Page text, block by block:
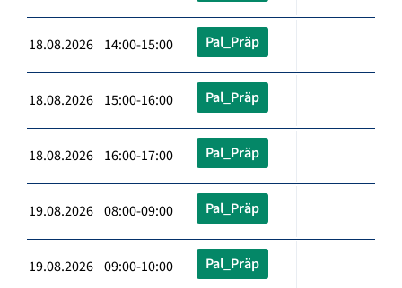
18.08.2026 14:00-15:00 Pal_Präp
18.08.2026 15:00-16:00 Pal_Präp
18.08.2026 16:00-17:00 Pal_Präp
19.08.2026 08:00-09:00 Pal_Präp
19.08.2026 09:00-10:00 Pal_Präp